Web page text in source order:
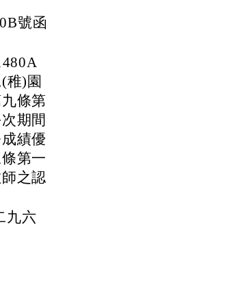
號函
稚)園
條第
期間
績優
第一
之認
九六